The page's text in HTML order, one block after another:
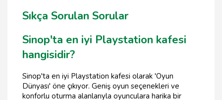
Sıkça Sorulan Sorular
Sinop'ta en iyi Playstation kafesi
hangisidir?
Sinop'ta en iyi Playstation kafesi olarak 'Oyun
Dünyası' öne çıkıyor. Geniş oyun seçenekleri ve
konforlu oturma alanlarıyla oyunculara harika bir